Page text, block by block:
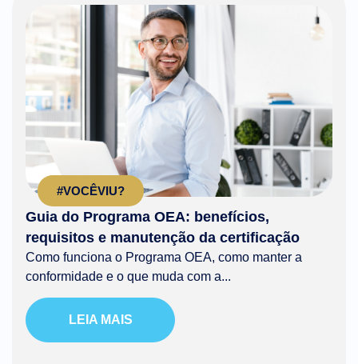
#VOCÊVIU?
Guia do Programa OEA: benefícios,
requisitos e manutenção da certificação
Como funciona o Programa OEA, como manter a
conformidade e o que muda com a...
LEIA MAIS